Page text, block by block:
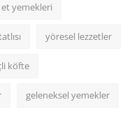
et yemekleri
yöresel lezzetler
köfte
geleneksel yemekler